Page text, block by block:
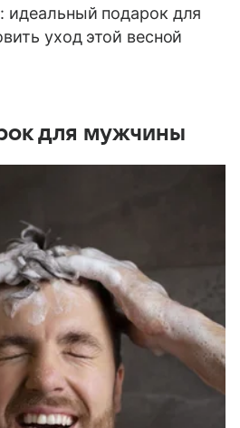
идеальный подарок для
уход этой весной
для мужчины